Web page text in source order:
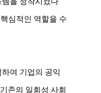
심적인 역할을 수
여 기업의 공익
존의 일회성 사회